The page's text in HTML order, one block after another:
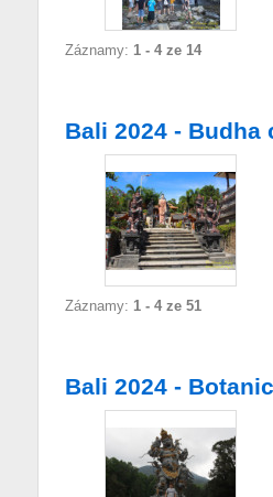
Záznamy: 1 - 4 ze 14
Bali 2024 - Budha
Záznamy: 1 - 4 ze 51
Bali 2024 -